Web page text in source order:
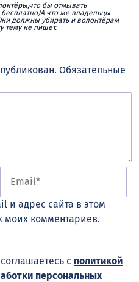
бы отмывать
что же владельцы
должны убирать и волонтёрам
тему не пишет.
Обязательные
и адрес сайта в этом
моих комментариев.
с политикой
персональных